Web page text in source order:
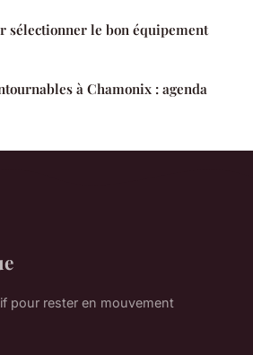
sélectionner le bon équipement
à Chamonix : agenda
pour rester en mouvement